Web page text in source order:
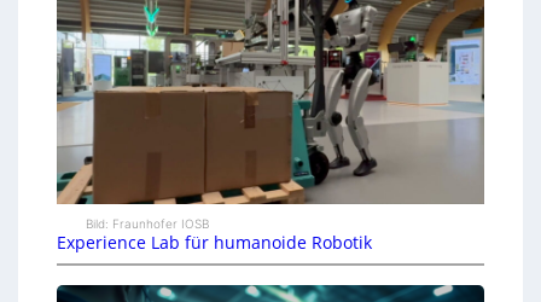
Bild: Fraunhofer IOSB
Experience Lab für humanoide Robotik